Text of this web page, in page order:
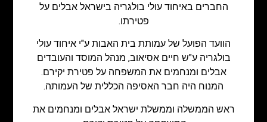
החברים באיחוד עולי בולגריה בישראל אבלים על
פטירתו.
הוועד הפועל של עמותת בית האבות ע"י איחוד עולי
בולגריה ע"ש חיים אסיאוב, מנהל המוסד והעובדים
אבלים ומנחמים את המשפחה על פטירת יקירם.
המנוח היה חבר האסיפה הכללית של העמותה.
ראש הממשלה וממשלת ישראל אבלים ומנחמים את